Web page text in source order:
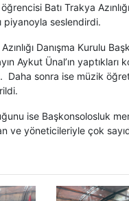
Batı Trakya
piyanoyla seslendirdi.
Danışma Kurulu
Aykut Ünal’ın yaptıkları
sonra ise müzik
ise Başkonsolosluk
ve yöneticileriyle çok